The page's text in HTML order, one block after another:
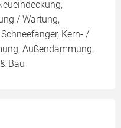
/ Wartung,
Kern- /
Außendämmung,
Bau